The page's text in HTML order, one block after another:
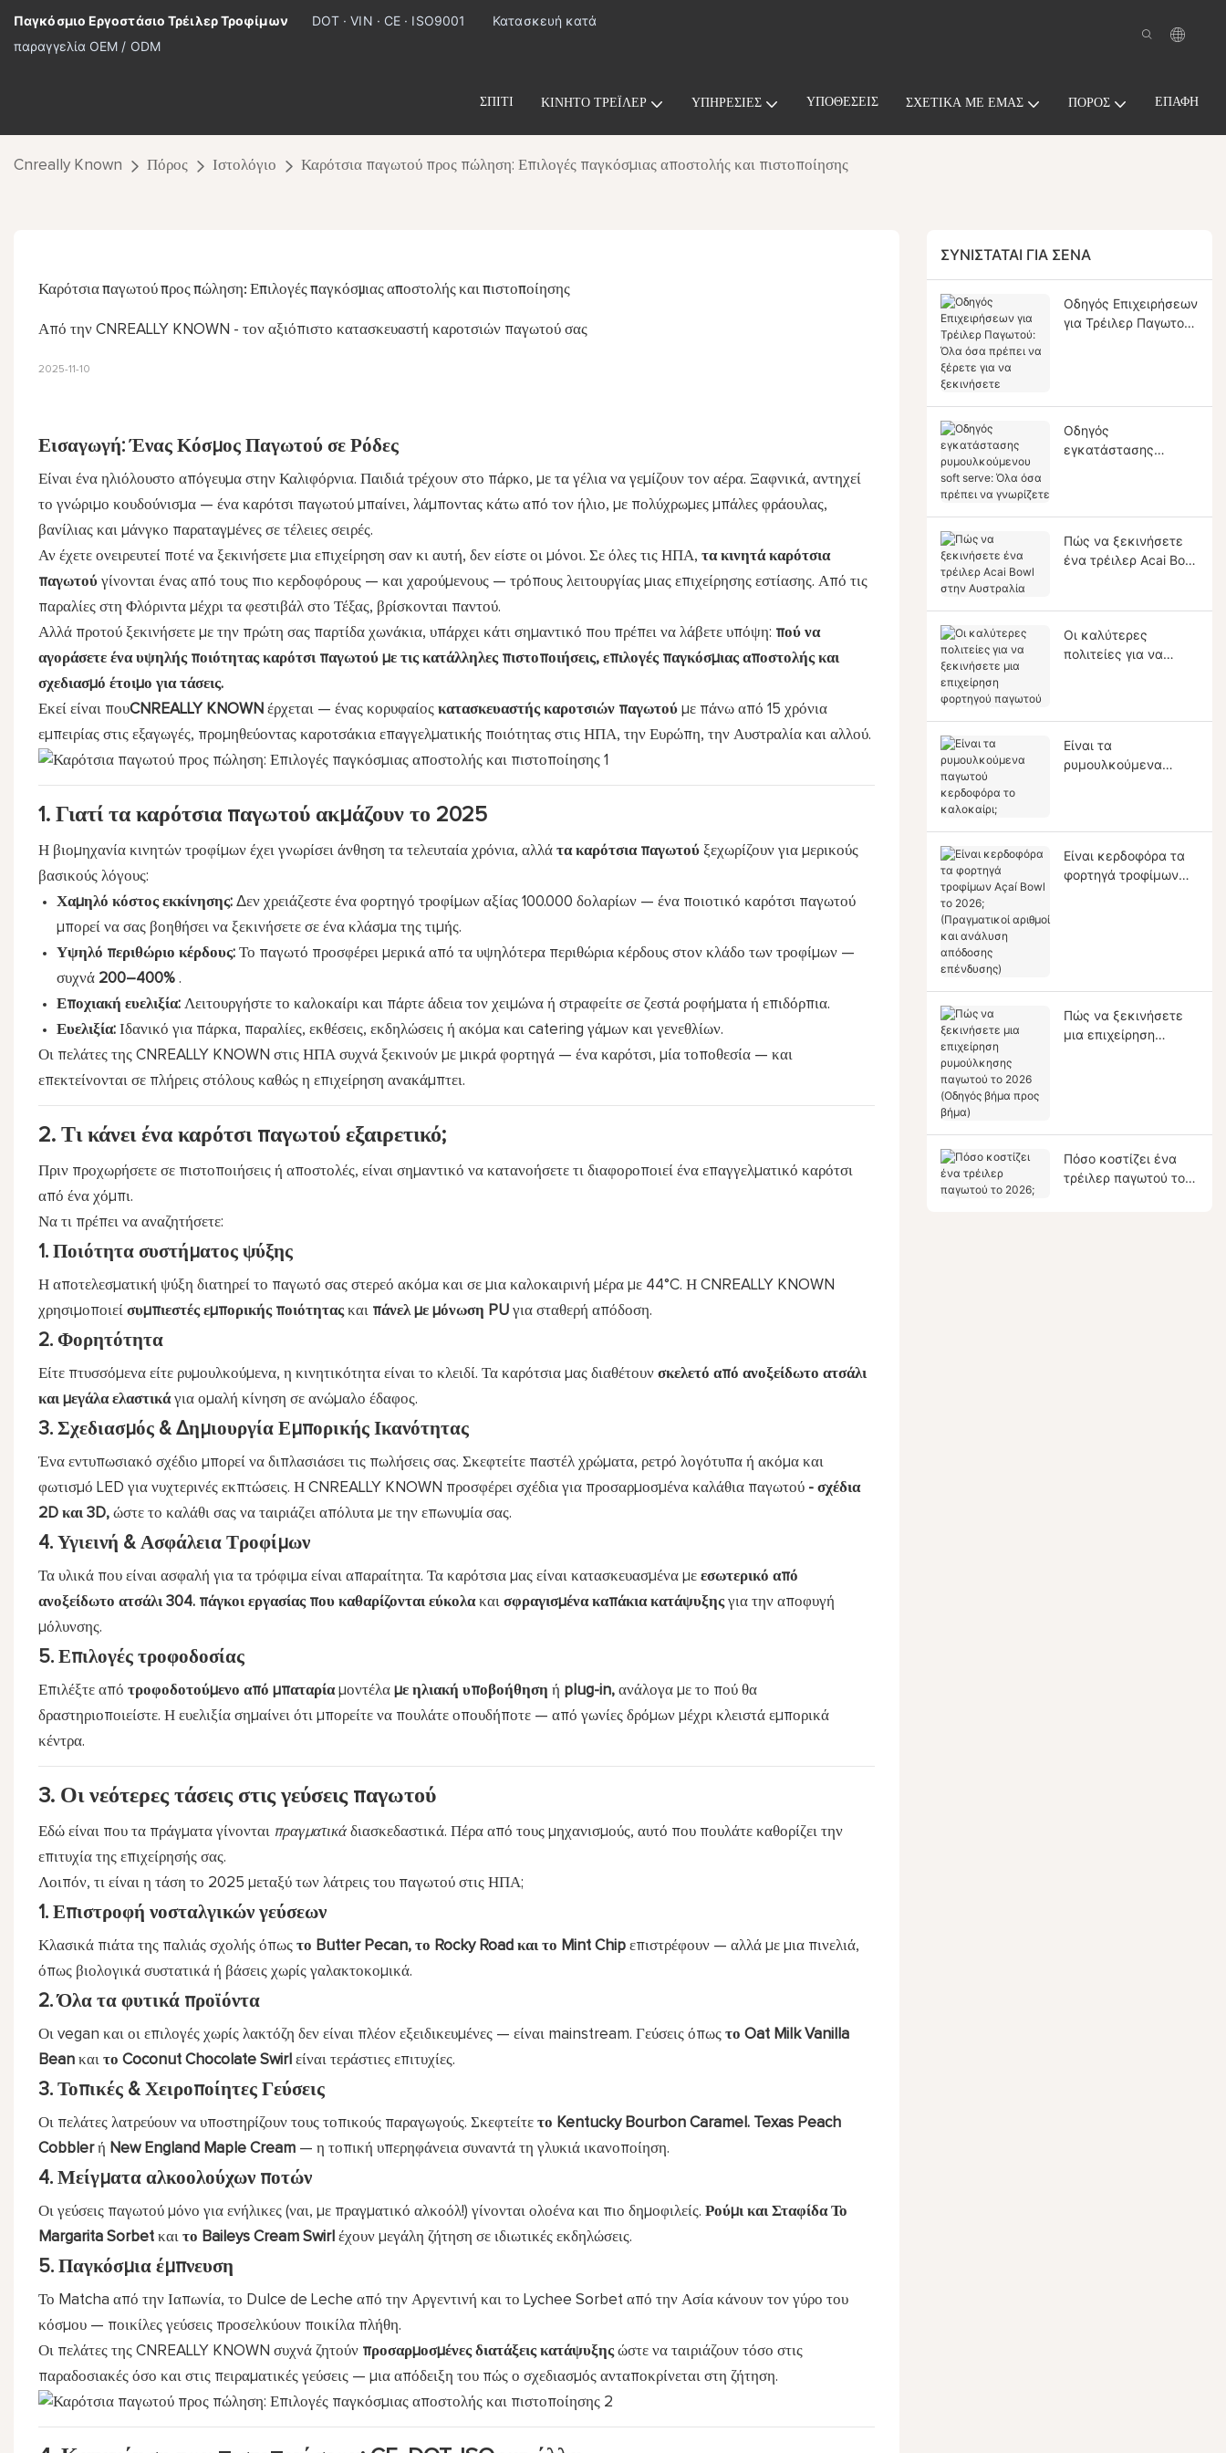
Παγκόσμιο Εργοστάσιο Τρέιλερ Τροφίμων DOT · VIN · CE · ISO9001
Κατασκευή κατά
παραγγελία OEM / ODM
ΣΠΊΤΙ ΚΙΝΗΤΌ ΤΡΈΙΛΕΡ ΥΠΗΡΕΣΊΕΣ ΥΠΟΘΈΣΕΙΣ ΣΧΕΤΙΚΆ ΜΕ ΕΜΆΣ ΠΌΡΟΣ ΕΠΑΦΉ
Cnreally Known Πόρος Ιστολόγιο Καρότσια παγωτού προς πώληση: Επιλογές παγκόσμιας αποστολής και πιστοποίησης
Καρότσια παγωτού προς πώληση: Επιλογές παγκόσμιας αποστολής και πιστοποίησης
Από την CNREALLY KNOWN - τον αξιόπιστο κατασκευαστή καροτσιών παγωτού σας
2025-11-10
Εισαγωγή: Ένας Κόσμος Παγωτού σε Ρόδες
Είναι ένα ηλιόλουστο απόγευμα στην Καλιφόρνια. Παιδιά τρέχουν στο πάρκο, με τα γέλια να γεμίζουν τον αέρα. Ξαφνικά, αντηχεί
το γνώριμο κουδούνισμα — ένα καρότσι παγωτού μπαίνει, λάμποντας κάτω από τον ήλιο, με πολύχρωμες μπάλες φράουλας,
βανίλιας και μάνγκο παραταγμένες σε τέλειες σειρές.
Αν έχετε ονειρευτεί ποτέ να ξεκινήσετε μια επιχείρηση σαν κι αυτή, δεν είστε οι μόνοι. Σε όλες τις ΗΠΑ, τα κινητά καρότσια
παγωτούγίνονται ένας από τους πιο κερδοφόρους — και χαρούμενους — τρόπους λειτουργίας μιας επιχείρησης εστίασης. Από τις
παραλίες στη Φλόριντα μέχρι τα φεστιβάλ στο Τέξας, βρίσκονται παντού.
Αλλά προτού ξεκινήσετε με την πρώτη σας παρτίδα χωνάκια, υπάρχει κάτι σημαντικό που πρέπει να λάβετε υπόψη: πού να
αγοράσετε ένα υψηλής ποιότητας καρότσι παγωτού με τις κατάλληλες πιστοποιήσεις, επιλογές παγκόσμιας αποστολής και
σχεδιασμό έτοιμο για τάσεις.
Εκεί είναι πουCNREALLY KNOWN έρχεται — ένας κορυφαίος κατασκευαστής καροτσιών παγωτούμε πάνω από 15 χρόνια
εμπειρίας στις εξαγωγές, προμηθεύοντας καροτσάκια επαγγελματικής ποιότητας στις ΗΠΑ, την Ευρώπη, την Αυστραλία και αλλού.
1. Γιατί τα καρότσια παγωτού ακμάζουν το 2025
Η βιομηχανία κινητών τροφίμων έχει γνωρίσει άνθηση τα τελευταία χρόνια, αλλά τα καρότσια παγωτούξεχωρίζουν για μερικούς
βασικούς λόγους:
Χαμηλό κόστος εκκίνησης: Δεν χρειάζεστε ένα φορτηγό τροφίμων αξίας 100.000 δολαρίων — ένα ποιοτικό καρότσι παγωτού
μπορεί να σας βοηθήσει να ξεκινήσετε σε ένα κλάσμα της τιμής.
Υψηλό περιθώριο κέρδους: Το παγωτό προσφέρει μερικά από τα υψηλότερα περιθώρια κέρδους στον κλάδο των τροφίμων —
συχνά 200–400% .
Εποχιακή ευελιξία: Λειτουργήστε το καλοκαίρι και πάρτε άδεια τον χειμώνα ή στραφείτε σε ζεστά ροφήματα ή επιδόρπια.
Ευελιξία: Ιδανικό για πάρκα, παραλίες, εκθέσεις, εκδηλώσεις ή ακόμα και catering γάμων και γενεθλίων.
Οι πελάτες της CNREALLY KNOWN στις ΗΠΑ συχνά ξεκινούν με μικρά φορτηγά — ένα καρότσι, μία τοποθεσία — και
επεκτείνονται σε πλήρεις στόλους καθώς η επιχείρηση ανακάμπτει.
2. Τι κάνει ένα καρότσι παγωτού εξαιρετικό;
Πριν προχωρήσετε σε πιστοποιήσεις ή αποστολές, είναι σημαντικό να κατανοήσετε τι διαφοροποιεί ένα επαγγελματικό καρότσι
από ένα χόμπι.
Να τι πρέπει να αναζητήσετε:
1. Ποιότητα συστήματος ψύξης
Η αποτελεσματική ψύξη διατηρεί το παγωτό σας στερεό ακόμα και σε μια καλοκαιρινή μέρα με 44°C. Η CNREALLY KNOWN
χρησιμοποιεί συμπιεστές εμπορικής ποιότηταςκαι πάνελ με μόνωση PUγια σταθερή απόδοση.
2. Φορητότητα
Είτε πτυσσόμενα είτε ρυμουλκούμενα, η κινητικότητα είναι το κλειδί. Τα καρότσια μας διαθέτουν σκελετό από ανοξείδωτο ατσάλι
και μεγάλα ελαστικάγια ομαλή κίνηση σε ανώμαλο έδαφος.
3. Σχεδιασμός & Δημιουργία Εμπορικής Ικανότητας
Ένα εντυπωσιακό σχέδιο μπορεί να διπλασιάσει τις πωλήσεις σας. Σκεφτείτε παστέλ χρώματα, ρετρό λογότυπα ή ακόμα και
φωτισμό LED για νυχτερινές εκπτώσεις. Η CNREALLY KNOWN προσφέρει σχέδια για προσαρμοσμένα καλάθια παγωτού - σχέδια
2D και 3D,ώστε το καλάθι σας να ταιριάζει απόλυτα με την επωνυμία σας.
4. Υγιεινή & Ασφάλεια Τροφίμων
Τα υλικά που είναι ασφαλή για τα τρόφιμα είναι απαραίτητα. Τα καρότσια μας είναι κατασκευασμένα με εσωτερικό από
ανοξείδωτο ατσάλι 304. πάγκοι εργασίας που καθαρίζονται εύκολακαι σφραγισμένα καπάκια κατάψυξηςγια την αποφυγή
μόλυνσης.
5. Επιλογές τροφοδοσίας
Επιλέξτε από τροφοδοτούμενο από μπαταρίαμοντέλα με ηλιακή υποβοήθηση ή plug-in,ανάλογα με το πού θα
δραστηριοποιείστε. Η ευελιξία σημαίνει ότι μπορείτε να πουλάτε οπουδήποτε — από γωνίες δρόμων μέχρι κλειστά εμπορικά
κέντρα.
3. Οι νεότερες τάσεις στις γεύσεις παγωτού
Εδώ είναι που τα πράγματα γίνονται πραγματικάδιασκεδαστικά. Πέρα από τους μηχανισμούς, αυτό που πουλάτε καθορίζει την
επιτυχία της επιχείρησής σας.
Λοιπόν, τι είναι η τάση το 2025 μεταξύ των λάτρεις του παγωτού στις ΗΠΑ;
1. Επιστροφή νοσταλγικών γεύσεων
Κλασικά πιάτα της παλιάς σχολής όπως το Butter Pecan, το Rocky Road και το Mint Chipεπιστρέφουν — αλλά με μια πινελιά,
όπως βιολογικά συστατικά ή βάσεις χωρίς γαλακτοκομικά.
2. Όλα τα φυτικά προϊόντα
Οι vegan και οι επιλογές χωρίς λακτόζη δεν είναι πλέον εξειδικευμένες — είναι mainstream. Γεύσεις όπως το Oat Milk Vanilla
Beanκαι το Coconut Chocolate Swirl είναι τεράστιες επιτυχίες.
3. Τοπικές & Χειροποίητες Γεύσεις
Οι πελάτες λατρεύουν να υποστηρίζουν τους τοπικούς παραγωγούς. Σκεφτείτε το Kentucky Bourbon Caramel. Texas Peach
Cobblerή New England Maple Cream— η τοπική υπερηφάνεια συναντά τη γλυκιά ικανοποίηση.
4. Μείγματα αλκοολούχων ποτών
Οι γεύσεις παγωτού μόνο για ενήλικες (ναι, με πραγματικό αλκοόλ!) γίνονται ολοένα και πιο δημοφιλείς. Ρούμι και Σταφίδα Το
Margarita Sorbetκαι το Baileys Cream Swirl έχουν μεγάλη ζήτηση σε ιδιωτικές εκδηλώσεις.
5. Παγκόσμια έμπνευση
Το Matcha από την Ιαπωνία, το Dulce de Leche από την Αργεντινή και το Lychee Sorbet από την Ασία κάνουν τον γύρο του
κόσμου — ποικίλες γεύσεις προσελκύουν ποικίλα πλήθη.
Οι πελάτες της CNREALLY KNOWN συχνά ζητούν προσαρμοσμένες διατάξεις κατάψυξηςώστε να ταιριάζουν τόσο στις
παραδοσιακές όσο και στις πειραματικές γεύσεις — μια απόδειξη του πώς ο σχεδιασμός ανταποκρίνεται στη ζήτηση.
ΣΥΝΙΣΤΆΤΑΙ ΓΙΑ ΣΈΝΑ
Οδηγός Επιχειρήσεων
για Τρέιλερ Παγωτού:
Οδηγός
εγκατάστασης
Πώς να ξεκινήσετε
ένα τρέιλερ Acai Bowl
Οι καλύτερες
πολιτείες για να
Είναι τα
ρυμουλκούμενα
Είναι κερδοφόρα τα
φορτηγά τροφίμων
Πώς να ξεκινήσετε
μια επιχείρηση
Πόσο κοστίζει ένα
τρέιλερ παγωτού το